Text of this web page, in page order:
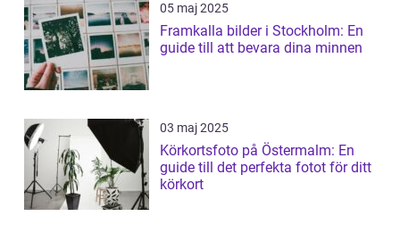
05 maj 2025
Framkalla bilder i Stockholm: En
guide till att bevara dina minnen
03 maj 2025
Körkortsfoto på Östermalm: En
guide till det perfekta fotot för ditt
körkort